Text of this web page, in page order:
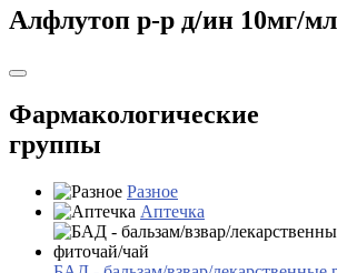
Алфлутоп р-р д/ин 10мг/
Фармакологические
группы
Разное
Аптечка